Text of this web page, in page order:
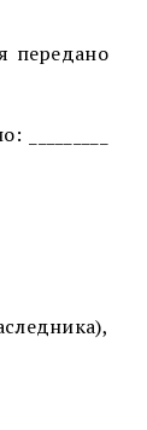
передано